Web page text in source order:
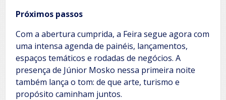
Próximos passos
Com a abertura cumprida, a Feira segue agora com
uma intensa agenda de painéis, lançamentos,
espaços temáticos e rodadas de negócios. A
presença de Júnior Mosko nessa primeira noite
também lança o tom: de que arte, turismo e
propósito caminham juntos.